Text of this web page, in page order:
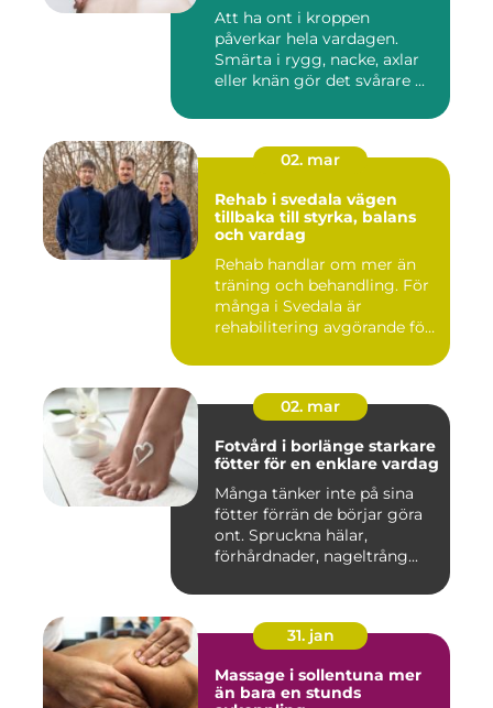
Att ha ont i kroppen
påverkar hela vardagen.
Smärta i rygg, nacke, axlar
eller knän gör det svårare ...
02. mar
Rehab i svedala vägen
tillbaka till styrka, balans
och vardag
Rehab handlar om mer än
träning och behandling. För
många i Svedala är
rehabilitering avgörande för
02. mar
Fotvård i borlänge starkare
fötter för en enklare vardag
Många tänker inte på sina
fötter förrän de börjar göra
ont. Spruckna hälar,
förhårdnader, nageltrång...
31. jan
Massage i sollentuna mer
än bara en stunds